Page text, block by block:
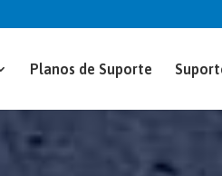
Planos de Suporte